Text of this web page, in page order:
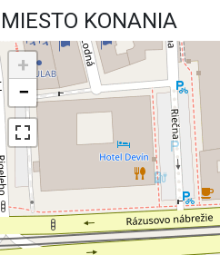
MIESTO KONANIA
+
−